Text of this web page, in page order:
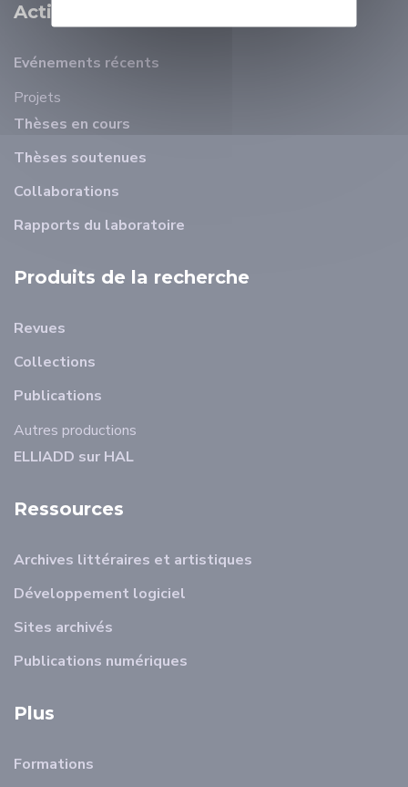
Activité Scientifique
Evénements récents
Projets
Thèses en cours
Thèses soutenues
Collaborations
Rapports du laboratoire
Produits de la recherche
Revues
Collections
Publications
Autres productions
ELLIADD sur HAL
Ressources
Archives littéraires et artistiques
Développement logiciel
Sites archivés
Publications numériques
Plus
Formations